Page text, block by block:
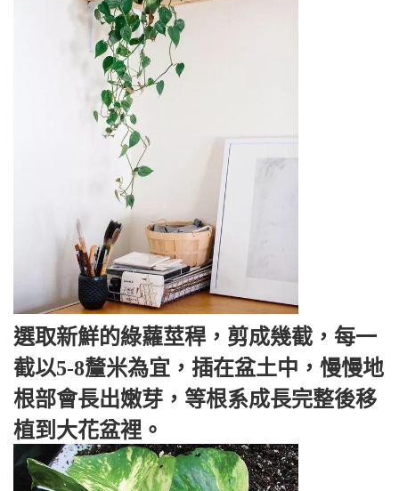
選取新鮮的綠蘿莖稈，剪成幾截，每一
截以5-8釐米為宜，插在盆土中，慢慢地
根部會長出嫩芽，等根系成長完整後移
植到大花盆裡。